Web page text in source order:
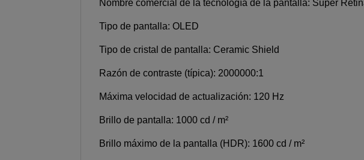
Nombre comercial de la tecnología de la pantalla: Super
Tipo de pantalla: OLED
Tipo de cristal de pantalla: Ceramic Shield
Razón de contraste (típica): 2000000:1
Máxima velocidad de actualización: 120 Hz
Brillo de pantalla: 1000 cd / m²
Brillo máximo de la pantalla (HDR): 1600 cd / m²